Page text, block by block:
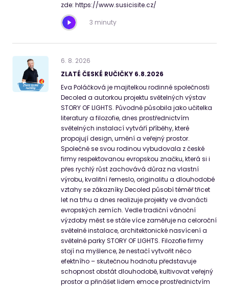
zde: https://www.susicisite.cz/
3 minuty
6. 8. 2026
ZLATÉ ČESKÉ RUČIČKY 6.8.2026
Eva Poláčková je majitelkou rodinné společnosti
Decoled a autorkou projektu světelných výstav
STORY OF LIGHTS. Původně působila jako učitelka
literatury a filozofie, dnes prostřednictvím
světelných instalací vytváří příběhy, které
propojují design, umění a veřejný prostor.
Společně se svou rodinou vybudovala z české
firmy respektovanou evropskou značku, která si i
přes rychlý růst zachovává důraz na vlastní
výrobu, kvalitní řemeslo, originalitu a dlouhodobé
vztahy se zákazníky.Decoled působí téměř třicet
let na trhu a dnes realizuje projekty ve dvanácti
evropských zemích. Vedle tradiční vánoční
výzdoby měst se stále více zaměřuje na celoroční
světelné instalace, architektonické nasvícení a
světelné parky STORY OF LIGHTS. Filozofie firmy
stojí na myšlence, že nestačí vytvořit něco
efektního – skutečnou hodnotu představuje
schopnost obstát dlouhodobě, kultivovat veřejný
prostor a přinášet lidem emoce prostřednictvím